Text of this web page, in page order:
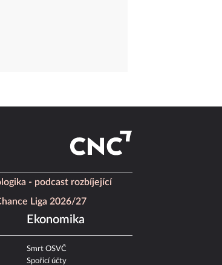
- podcast rozbíjející
Liga 2026/27
Ekonomika
Smrt OSVČ
Spořicí účty